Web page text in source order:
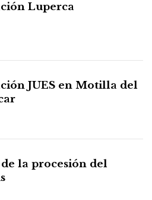
Luperca
JUES en Motilla del
la procesión del